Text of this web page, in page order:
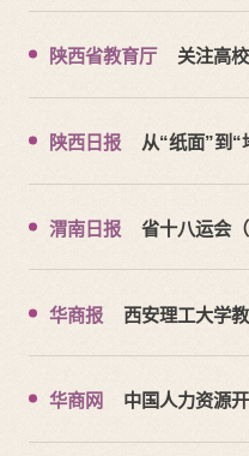
陕西省教育厅
关注高
陕西日报
从“纸面”到
渭南日报
省十八运会
华商报
西安理工大学
华商网
中国人力资源